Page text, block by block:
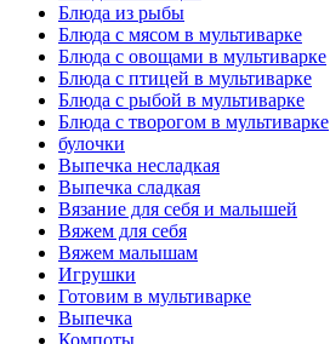
Блюда из рыбы
Блюда с мясом в мультиварке
Блюда с овощами в мультиварке
Блюда с птицей в мультиварке
Блюда с рыбой в мультиварке
Блюда с творогом в мультиварке
булочки
Выпечка несладкая
Выпечка сладкая
Вязание для себя и малышей
Вяжем для себя
Вяжем малышам
Игрушки
Готовим в мультиварке
Выпечка
Компоты